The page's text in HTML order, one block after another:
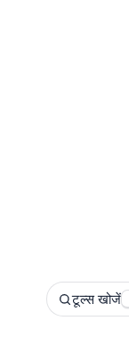
टूल्स खोजें